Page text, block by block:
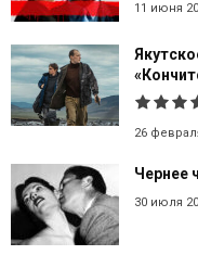
11 июня
26
Чернее
30 июля